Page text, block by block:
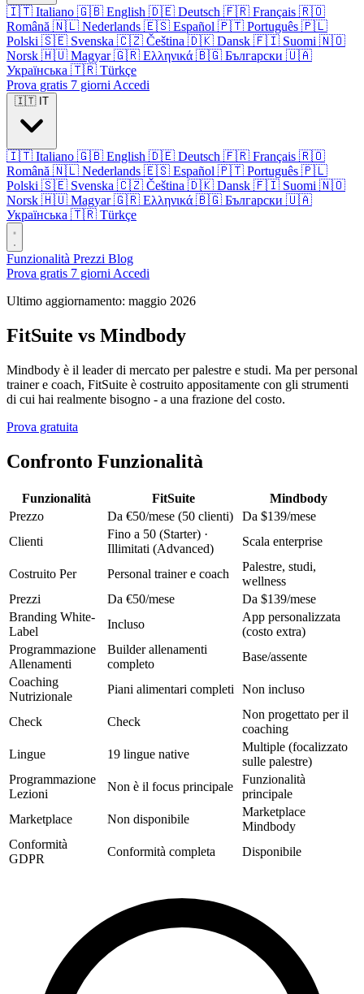
🇮🇹 Italiano 🇬🇧 English 🇩🇪 Deutsch 🇫🇷 Français 🇷🇴
Română 🇳🇱 Nederlands 🇪🇸 Español 🇵🇹 Português 🇵🇱
Polski 🇸🇪 Svenska 🇨🇿 Čeština 🇩🇰 Dansk 🇫🇮 Suomi 🇳🇴
Norsk 🇭🇺 Magyar 🇬🇷 Ελληνικά 🇧🇬 Български 🇺🇦
Українська 🇹🇷 Türkçe
Prova gratis 7 giorni Accedi
🇮🇹 IT
🇮🇹 Italiano 🇬🇧 English 🇩🇪 Deutsch 🇫🇷 Français 🇷🇴
Română 🇳🇱 Nederlands 🇪🇸 Español 🇵🇹 Português 🇵🇱
Polski 🇸🇪 Svenska 🇨🇿 Čeština 🇩🇰 Dansk 🇫🇮 Suomi 🇳🇴
Norsk 🇭🇺 Magyar 🇬🇷 Ελληνικά 🇧🇬 Български 🇺🇦
Українська 🇹🇷 Türkçe
Funzionalità Prezzi Blog
Prova gratis 7 giorni Accedi
Ultimo aggiornamento: maggio 2026
FitSuite vs Mindbody
Mindbody è il leader di mercato per palestre e studi. Ma per personal
trainer e coach, FitSuite è costruito appositamente con gli strumenti
di cui hai realmente bisogno - a una frazione del costo.
Prova gratuita
Confronto Funzionalità
Funzionalità FitSuite
Mindbody
Prezzo
Da €50/mese (50 clienti)
Da $139/mese
Clienti
Fino a 50 (Starter) ·
Illimitati (Advanced)
Scala enterprise
Costruito Per Personal trainer e coach
Palestre, studi,
wellness
Prezzi
Da €50/mese
Da $139/mese
Branding White-
Label
Incluso
App personalizzata
(costo extra)
Programmazione
Allenamenti
Builder allenamenti
completo
Base/assente
Coaching
Nutrizionale
Piani alimentari completi Non incluso
Check Check
Non progettato per il
coaching
Lingue
19 lingue native
Multiple (focalizzato
sulle palestre)
Programmazione
Lezioni
Non è il focus principale
Funzionalità
principale
Marketplace
Non disponibile
Marketplace
Mindbody
Conformità
GDPR
Conformità completa Disponibile